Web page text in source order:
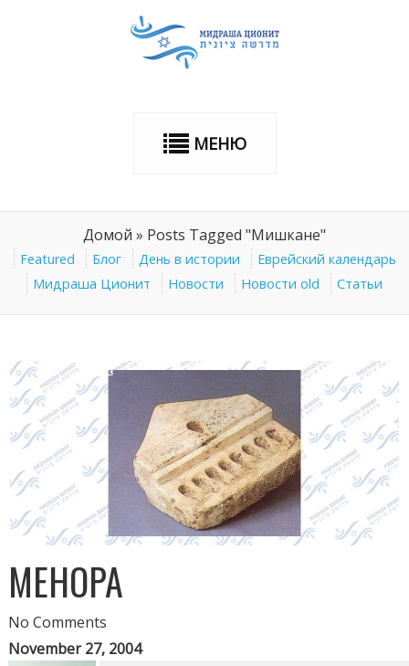
МЕНЮ
Домой » Posts Tagged "Мишкане"
Featured Блог День в истории
Еврейский календарь
Мидраша Ционит
Новости Новости old Статьи
МЕНОРА
No Comments
November 27, 2004